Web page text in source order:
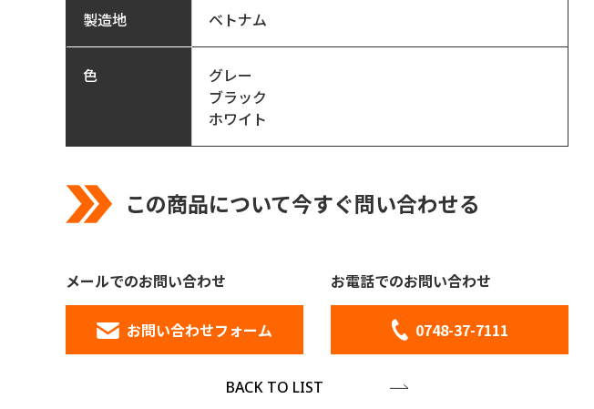
製造地 ベトナム
色
グレー
ブラック
ホワイト
この商品について今すぐ問い合わせる
メールでのお問い合わせ
お問い合わせフォーム
お電話でのお問い合わせ
0748-37-7111
BACK TO LIST